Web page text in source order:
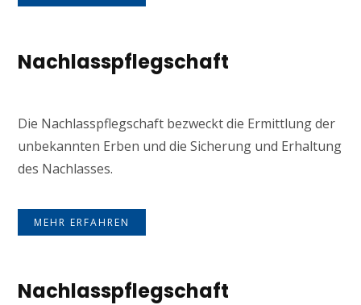
Nachlasspflegschaft
Die Nachlasspflegschaft bezweckt die Ermittlung der
unbekannten Erben und die Sicherung und Erhaltung
des Nachlasses.
MEHR ERFAHREN
Nachlasspflegschaft